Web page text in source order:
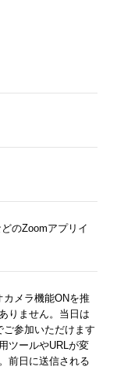
のZoomアプリイ
カメラ機能ONを推
りません。当日は
参加いただけます
ツールやURLが変
前日に送信される